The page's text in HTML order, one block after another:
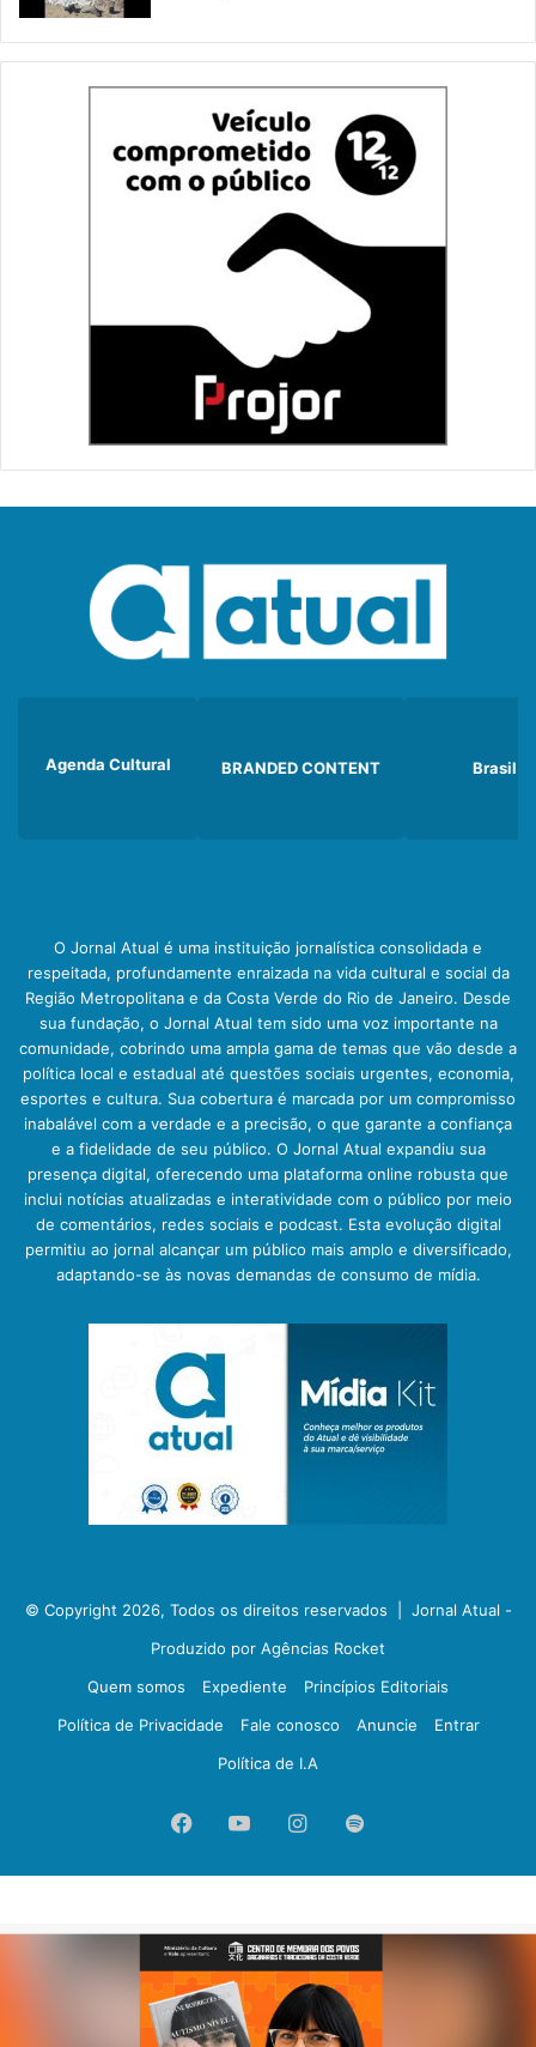
Agenda Cultural BRANDED CONTENT Brasil
O Jornal Atual é uma instituição jornalística consolidada e
respeitada, profundamente enraizada na vida cultural e social da
Região Metropolitana e da Costa Verde do Rio de Janeiro. Desde
sua fundação, o Jornal Atual tem sido uma voz importante na
comunidade, cobrindo uma ampla gama de temas que vão desde a
política local e estadual até questões sociais urgentes, economia,
esportes e cultura. Sua cobertura é marcada por um compromisso
inabalável com a verdade e a precisão, o que garante a confiança
e a fidelidade de seu público. O Jornal Atual expandiu sua
presença digital, oferecendo uma plataforma online robusta que
inclui notícias atualizadas e interatividade com o público por meio
de comentários, redes sociais e podcast. Esta evolução digital
permitiu ao jornal alcançar um público mais amplo e diversificado,
adaptando-se às novas demandas de consumo de mídia.
© Copyright 2026, Todos os direitos reservados | Jornal Atual -
Produzido por Agências Rocket
Quem somos
Expediente
Princípios Editoriais
Política de Privacidade
Fale conosco Anuncie
Entrar
Política de I.A
FacebookYouTubeInstagram
Spotify